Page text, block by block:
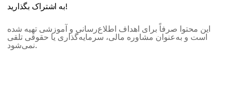
به اشتراک بگذارید!
این محتوا صرفاً برای اهداف اطلاع‌رسانی و آموزشی تهیه شده
است و به‌عنوان مشاوره مالی، سرمایه‌گذاری یا حقوقی تلقی
نمی‌شود.